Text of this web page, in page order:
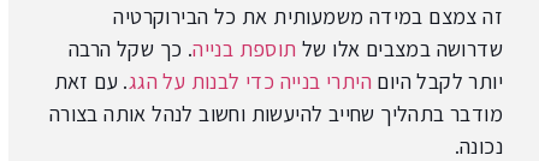
זה צמצם במידה משמעותית את כל הבירוקרטיה
שדרושה במצבים אלו של תוספת בנייה. כך שקל הרבה
יותר לקבל היום היתרי בנייה כדי לבנות על הגג. עם זאת
מודבר בתהליך שחייב להיעשות וחשוב לנהל אותה בצורה
נכונה.